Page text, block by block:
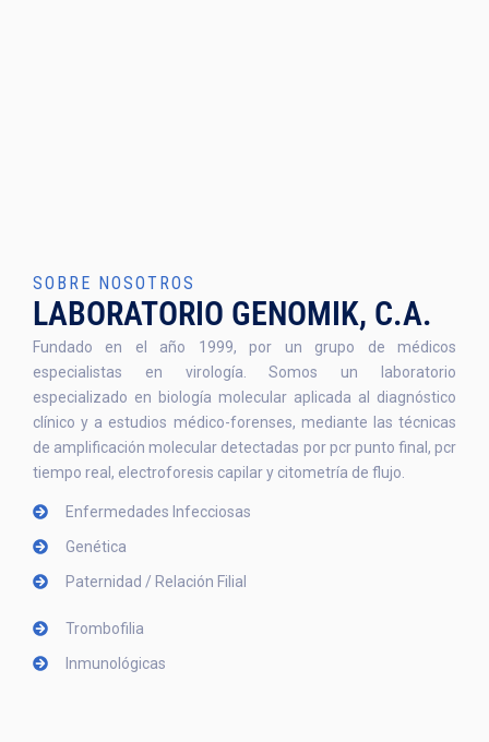
SOBRE NOSOTROS
LABORATORIO GENOMIK, C.A.
Fundado en el año 1999, por un grupo de médicos
especialistas en virología. Somos un laboratorio
especializado en biología molecular aplicada al diagnóstico
clínico y a estudios médico-forenses, mediante las técnicas
de amplificación molecular detectadas por pcr punto final, pcr
tiempo real, electroforesis capilar y citometría de flujo.
Enfermedades Infecciosas
Genética
Paternidad / Relación Filial
Trombofilia
Inmunológicas